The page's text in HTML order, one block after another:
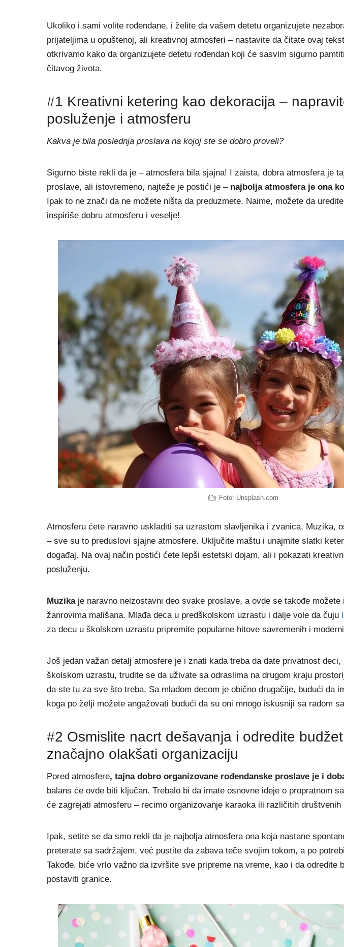
Ukoliko i sami volite rođendane, i želite da vašem detetu organizujete
prijateljima u opuštenoj, ali kreativnoj atmosferi – nastavite da čitate ovaj
otkrivamo kako da organizujete detetu rođendan koji će sasvim sigurno
čitavog života.
#1 Kreativni ketering kao dekoracija –
posluženje i atmosferu
Kakva je bila poslednja proslava na kojoj ste se dobro proveli?
Sigurno biste rekli da je – atmosfera bila sjajna! I zaista, dobra atmosfera je
proslave, ali istovremeno, najteže je postići je – najbolja atmosfera je ona
Ipak to ne znači da ne možete ništa da preduzmete. Naime, možete da
inspiriše dobru atmosferu i veselje!
Foto: Unsplash.com
Atmosferu ćete naravno uskladiti sa uzrastom slavljenika i zvanica. Muzika,
– sve su to preduslovi sjajne atmosfere. Uključite maštu i unajmite slatki
događaj. Na ovaj način postići ćete lepši estetski dojam, ali i pokazati
posluženju.
Muzikaje naravno neizostavni deo svake proslave, a ovde se takođe možete
žanrovima mališana. Mlađa deca u predškolskom uzrastu i dalje vole da čuju
za decu u školskom uzrastu pripremite popularne hitove savremenih i
Još jedan važan detalj atmosfere je i znati kada treba da date privatnost
školskom uzrastu, trudite se da uživate sa odraslima na drugom kraju
da ste tu za sve što treba. Sa mlađom decom je obično drugačije, budući da
koga po želji možete angažovati budući da su oni mnogo iskusniji sa radom
#2 Osmislite nacrt dešavanja i odredite
značajno olakšati organizaciju
Pored atmosfere, tajna dobro organizovane rođendanske proslave je i
balans će ovde biti ključan. Trebalo bi da imate osnovne ideje o propratnom
će zagrejati atmosferu – recimo organizovanje karaoka ili različitih društvenih
Ipak, setite se da smo rekli da je najbolja atmosfera ona koja nastane
preterate sa sadržajem, već pustite da zabava teče svojim tokom, a po
Takođe, biće vrlo važno da izvršite sve pripreme na vreme, kao i da odredite
postaviti granice.